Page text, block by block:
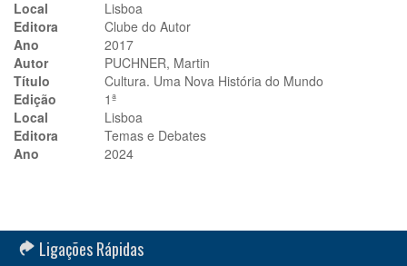
Local
Lisboa
Editora
Clube do Autor
Ano
2017
Autor
PUCHNER, Martin
Título
Cultura. Uma Nova História do Mundo
Edição
1ª
Local
Lisboa
Editora
Temas e Debates
Ano
2024
Ligações Rápidas